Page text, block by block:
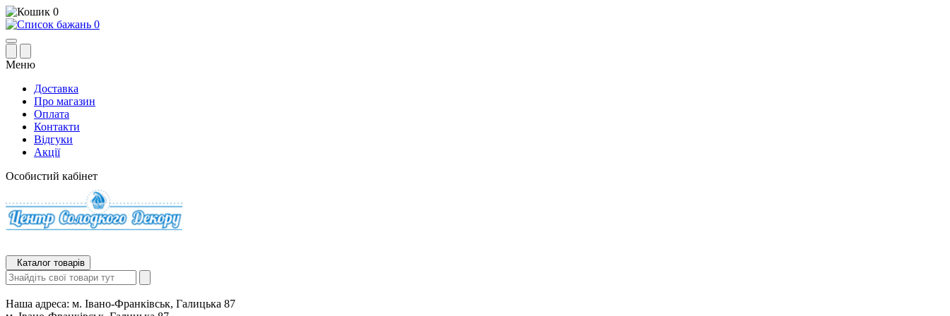
0
0
Меню
Доставка
Про магазин
Оплата
Контакти
Відгуки
Акції
Особистий кабінет
Каталог товарів
Наша адреса: м. Івано-Франківськ, Галицька 87